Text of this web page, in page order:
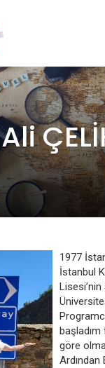
Ali
1977
İstanbul
Lisesi’nin
göre
Ardından